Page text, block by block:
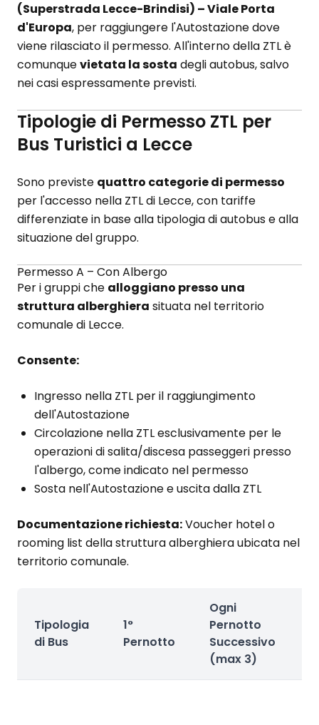
(Superstrada Lecce-Brindisi) – Viale Porta
d'Europa, per raggiungere l'Autostazione dove
viene rilasciato il permesso. All'interno della ZTL è
comunquevietata la sosta degli autobus, salvo
nei casi espressamente previsti.
Tipologie di Permesso ZTL per
Bus Turistici a Lecce
Sono previste quattro categorie di permesso
per l'accesso nella ZTL di Lecce, con tariffe
differenziate in base alla tipologia di autobus e alla
situazione del gruppo.
Permesso A – Con Albergo
Per i gruppi che alloggiano presso una
struttura alberghiera situata nel territorio
comunale di Lecce.
Consente:
Ingresso nella ZTL per il raggiungimento
dell'Autostazione
Circolazione nella ZTL esclusivamente per le
operazioni di salita/discesa passeggeri presso
l'albergo, come indicato nel permesso
Sosta nell'Autostazione e uscita dalla ZTL
Documentazione richiesta:Voucher hotel o
rooming list della struttura alberghiera ubicata nel
territorio comunale.
Tipologia
di Bus
1°
Pernotto
Ogni
Pernotto
Successivo
(max 3)